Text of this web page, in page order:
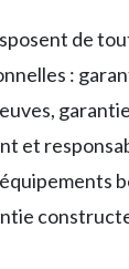
de
:
et